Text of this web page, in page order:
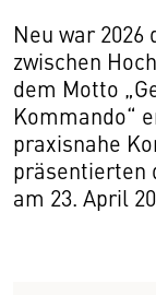
Neu war
zwischen
dem Motto
Kommando“
praxisnahe
präsentierten
am 23. April